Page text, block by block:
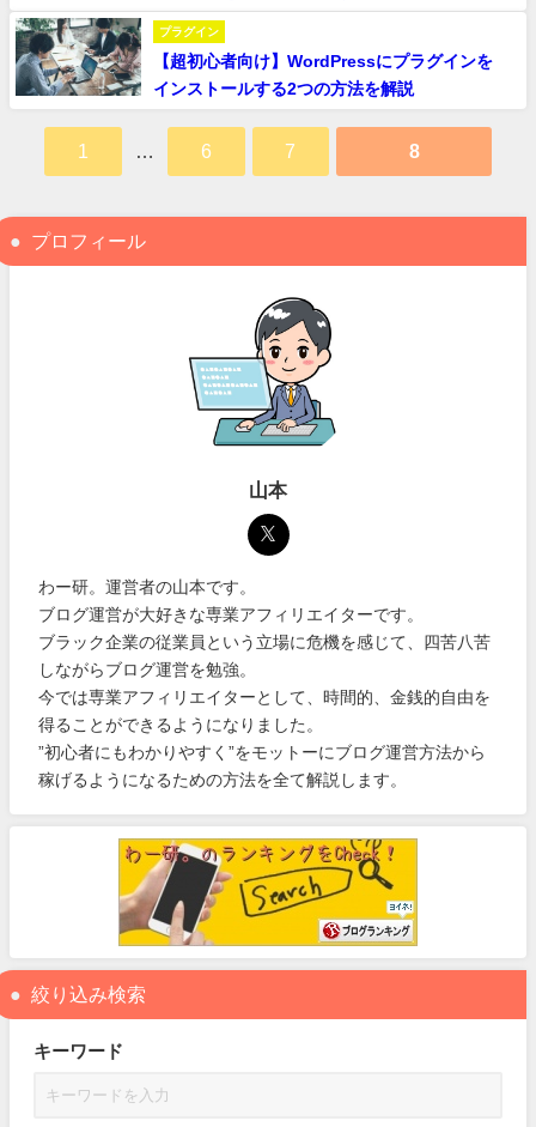
プラグイン
【超初心者向け】WordPressにプラグインを
インストールする2つの方法を解説
1 6 7 8
プロフィール
山本
わー研。運営者の山本です。
ブログ運営が大好きな専業アフィリエイターです。
ブラック企業の従業員という立場に危機を感じて、四苦八苦
しながらブログ運営を勉強。
今では専業アフィリエイターとして、時間的、金銭的自由を
得ることができるようになりました。
”初心者にもわかりやすく”をモットーにブログ運営方法から
稼げるようになるための方法を全て解説します。
絞り込み検索
キーワード